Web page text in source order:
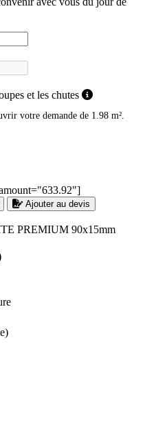
et les chutes
votre demande de 1.98 m².
Ajouter au devis
PREMIUM 90x15mm